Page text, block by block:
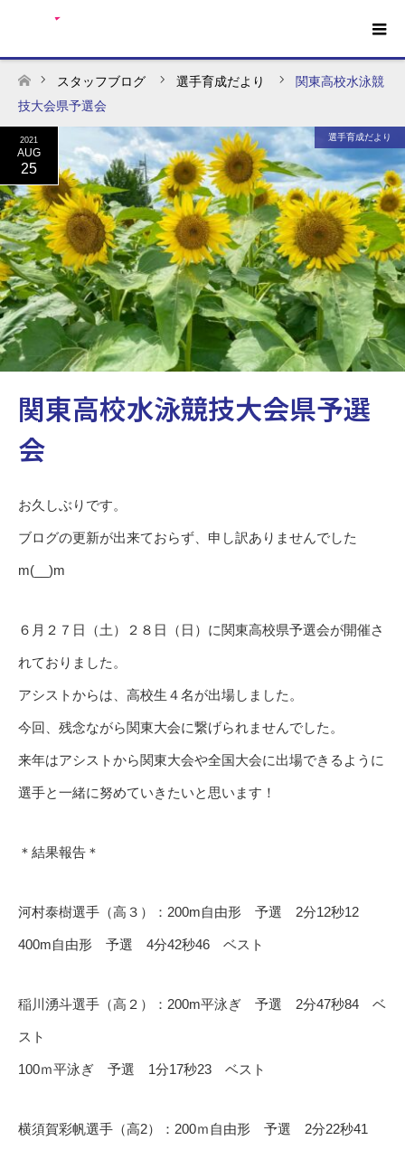
ホーム
スタッフブログ 選手育成だより
関東高校水泳競
技大会県予選会
2021
AUG
25
選手育成だより
関東高校水泳競技大会県予選
会
お久しぶりです。
ブログの更新が出来ておらず、申し訳ありませんでした
m(__)m
６月２７日（土）２８日（日）に関東高校県予選会が開催さ
れておりました。
アシストからは、高校生４名が出場しました。
今回、残念ながら関東大会に繋げられませんでした。
来年はアシストから関東大会や全国大会に出場できるように
選手と一緒に努めていきたいと思います！
＊結果報告＊
河村泰樹選手（高３）：200m自由形 予選 2分12秒12
400m自由形 予選 4分42秒46 ベスト
稲川湧斗選手（高２）：200m平泳ぎ 予選 2分47秒84 ベ
スト
100ｍ平泳ぎ 予選 1分17秒23 ベスト
横須賀彩帆選手（高2）：200ｍ自由形 予選 2分22秒41